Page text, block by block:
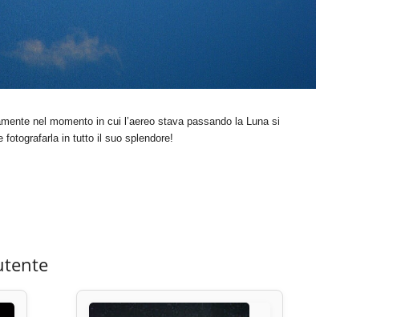
nel momento in cui l’aereo stava passando la Luna si
fotografarla in tutto il suo splendore!